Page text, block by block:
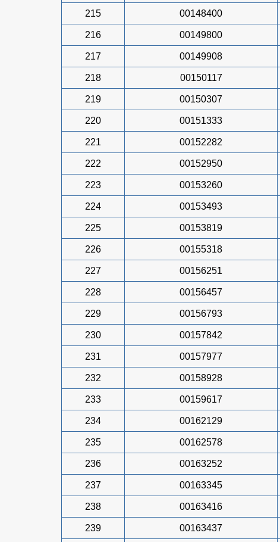
215 00148400
216 00149800
217 00149908
218 00150117
219 00150307
220 00151333
221 00152282
222 00152950
223 00153260
224 00153493
225 00153819
226 00155318
227 00156251
228 00156457
229 00156793
230 00157842
231 00157977
232 00158928
233 00159617
234 00162129
235 00162578
236 00163252
237 00163345
238 00163416
239 00163437